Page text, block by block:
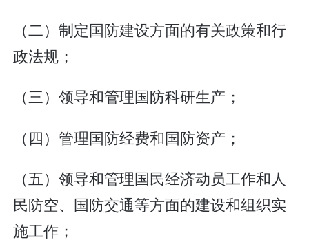
（二）制定国防建设方面的有关政策和行
政法规；
（三）领导和管理国防科研生产；
（四）管理国防经费和国防资产；
（五）领导和管理国民经济动员工作和人
民防空、国防交通等方面的建设和组织实
施工作；